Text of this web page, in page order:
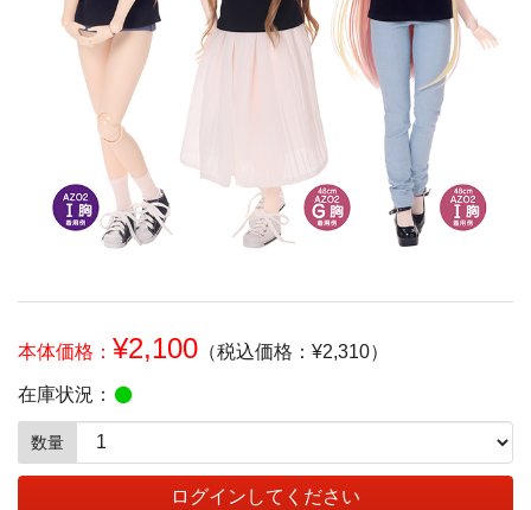
本体価格： ¥2,100 （税込価格：¥2,310）
在庫状況：
数量
ログインしてください